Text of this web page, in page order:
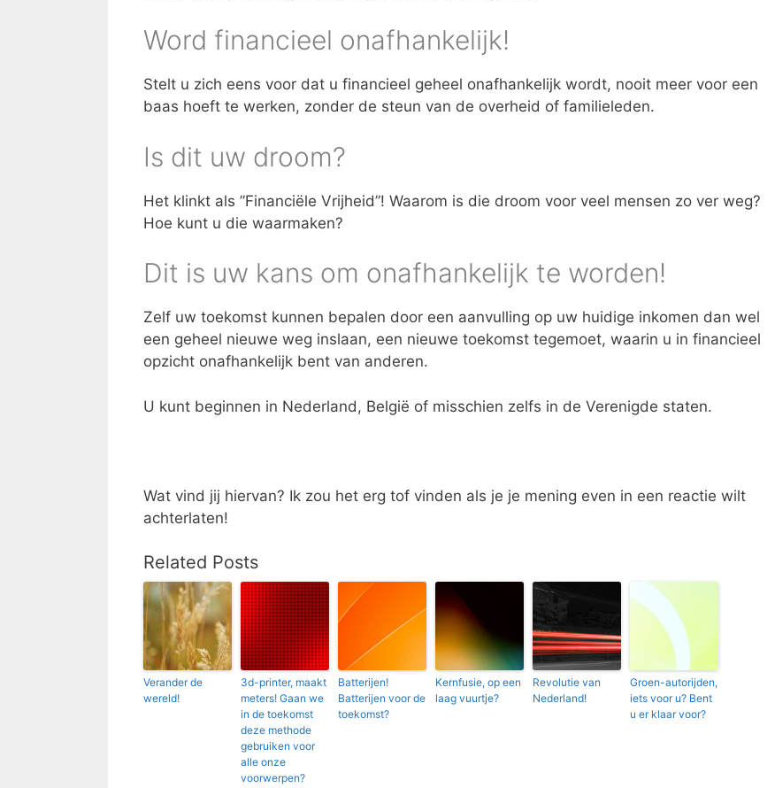
Word financieel onafhankelijk!
Stelt u zich eens voor dat u financieel geheel onafhankelijk wordt, nooit meer voor een
baas hoeft te werken, zonder de steun van de overheid of familieleden.
Is dit uw droom?
Het klinkt als ”Financiële Vrijheid”! Waarom is die droom voor veel mensen zo ver weg?
Hoe kunt u die waarmaken?
Dit is uw kans om onafhankelijk te worden!
Zelf uw toekomst kunnen bepalen door een aanvulling op uw huidige inkomen dan wel
een geheel nieuwe weg inslaan, een nieuwe toekomst tegemoet, waarin u in financieel
opzicht onafhankelijk bent van anderen.
U kunt beginnen in Nederland, België of misschien zelfs in de Verenigde staten.
Wat vind jij hiervan? Ik zou het erg tof vinden als je je mening even in een reactie wilt
achterlaten!
Related Posts
Verander de
wereld!
3d-printer, maakt
meters! Gaan we
in de toekomst
deze methode
gebruiken voor
alle onze
voorwerpen?
Batterijen!
Batterijen voor de
toekomst?
Kernfusie, op een
laag vuurtje?
Revolutie van
Nederland!
Groen-autorijden,
iets voor u? Bent
u er klaar voor?